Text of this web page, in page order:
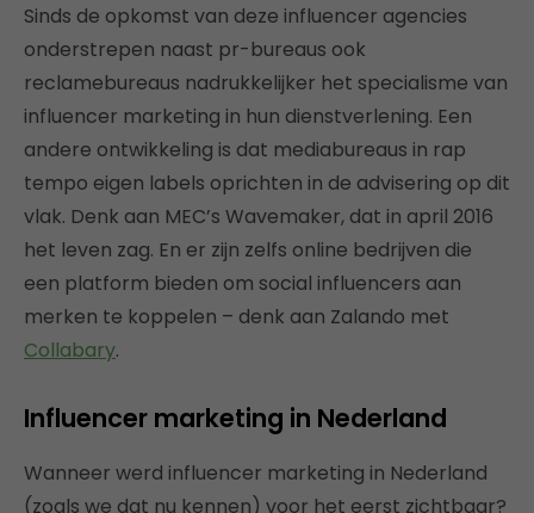
Sinds de opkomst van deze influencer agencies
onderstrepen naast pr-bureaus ook
reclamebureaus nadrukkelijker het specialisme van
influencer marketing in hun dienstverlening. Een
andere ontwikkeling is dat mediabureaus in rap
tempo eigen labels oprichten in de advisering op dit
vlak. Denk aan MEC’s Wavemaker, dat in april 2016
het leven zag. En er zijn zelfs online bedrijven die
een platform bieden om social influencers aan
merken te koppelen – denk aan Zalando met
Collabary.
Influencer marketing in Nederland
Wanneer werd influencer marketing in Nederland
(zoals we dat nu kennen) voor het eerst zichtbaar?